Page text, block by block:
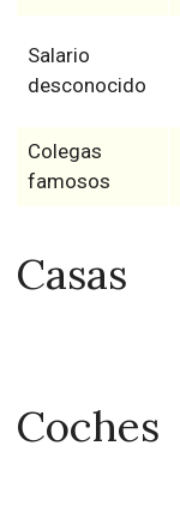
Salario
desconocido
Colegas
famosos
Casas
Coches